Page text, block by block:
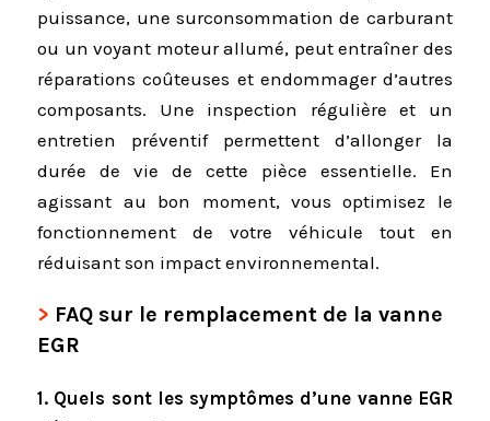
puissance, une surconsommation de carburant
ou un voyant moteur allumé, peut entraîner des
réparations coûteuses et endommager d’autres
composants. Une inspection régulière et un
entretien préventif permettent d’allonger la
durée de vie de cette pièce essentielle. En
agissant au bon moment, vous optimisez le
fonctionnement de votre véhicule tout en
réduisant son impact environnemental.
FAQ sur le remplacement de la vanne
EGR
1. Quels sont les symptômes d’une vanne EGR